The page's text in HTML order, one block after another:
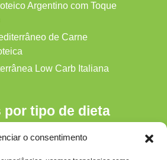
o consentimento
Argentino com Toque
de Carne
Low Carb Italiana
por tipo de dieta